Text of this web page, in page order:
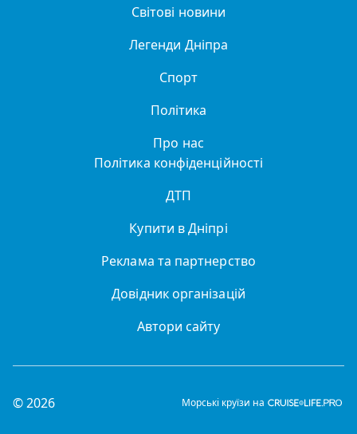
Світові новини
Легенди Дніпра
Спорт
Політика
Про нас
Політика конфіденційності
ДТП
Купити в Дніпрі
Реклама та партнерство
Довідник організацій
Автори сайту
© 2026 Морські круїзи на